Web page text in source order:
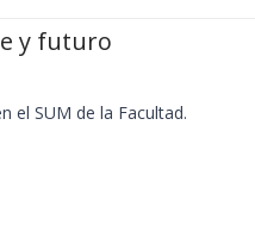
y futuro
el SUM de la Facultad.